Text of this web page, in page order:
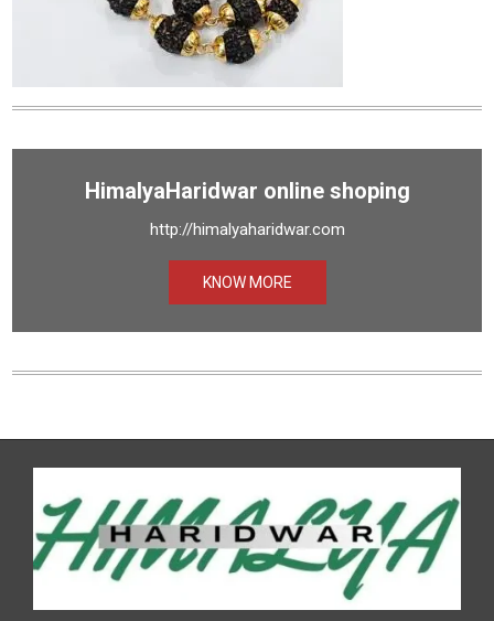
HimalyaHaridwar online shoping
http://himalyaharidwar.com
KNOW MORE